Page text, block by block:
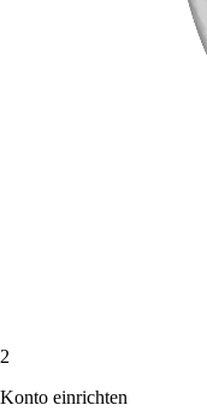
2
Konto einrichten